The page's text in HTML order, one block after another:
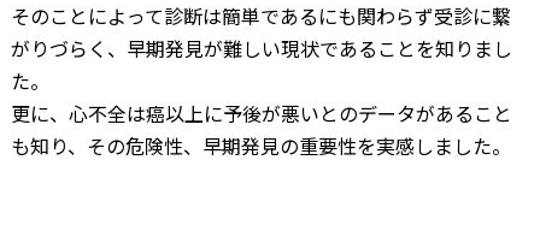
そのことによって診断は簡単であるにも関わらず受診に繋
がりづらく、早期発見が難しい現状であることを知りまし
た。
更に、心不全は癌以上に予後が悪いとのデータがあること
も知り、その危険性、早期発見の重要性を実感しました。